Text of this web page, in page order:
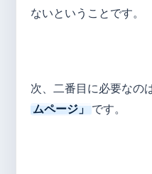
ないということです。
次、二番目に必要なの
ムページ」
です。